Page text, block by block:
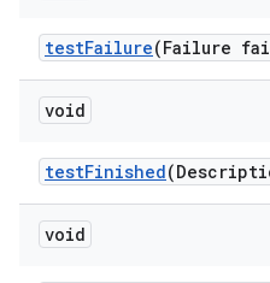
testFailure(Failure
void
testFinished
void